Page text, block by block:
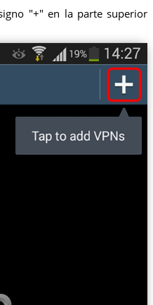
"+" en la parte superior